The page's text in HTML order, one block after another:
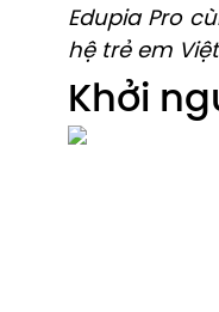
Edupia Pro
hệ trẻ em
Khởi